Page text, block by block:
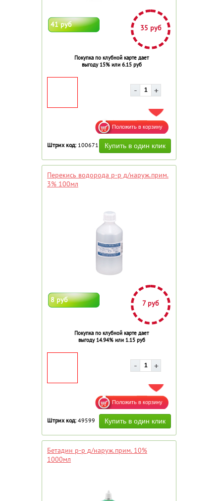
41 руб 35 руб
Покупка по клубной карте дает
выгоду 15% или 6.15 руб
ДОБАВИТЬ В ИЗБРАННОЕ
Штрих код: 100671
Перекись водорода р-р д/наруж.прим.
3% 100мл
8 руб 7 руб
Покупка по клубной карте дает
выгоду 14.94% или 1.15 руб
ДОБАВИТЬ В ИЗБРАННОЕ
Штрих код: 49599
Бетадин р-р д/наруж.прим. 10%
1000мл